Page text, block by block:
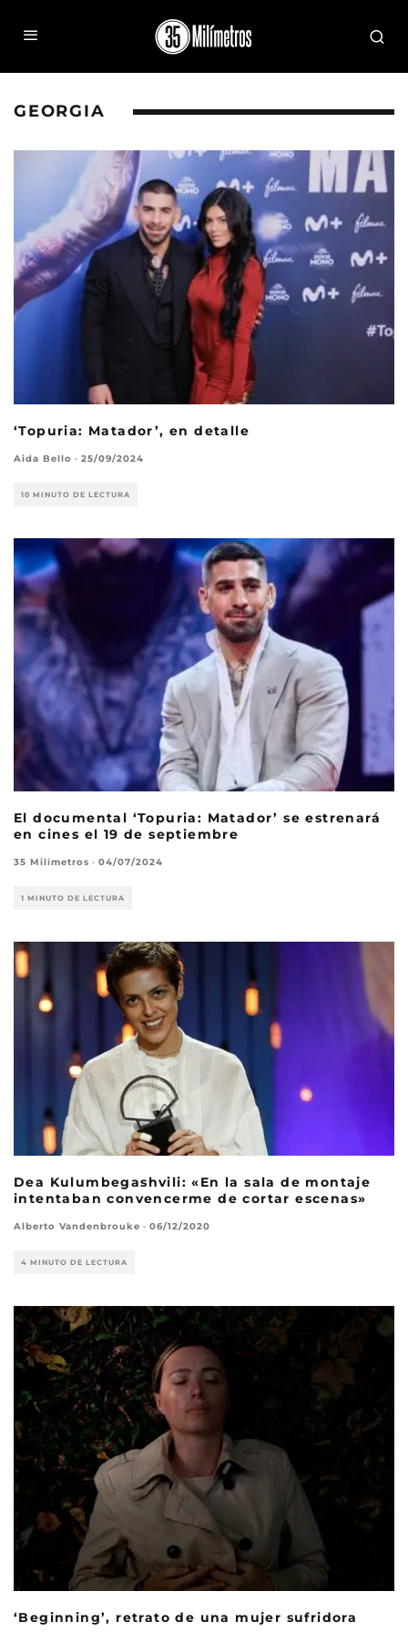
GEORGIA
‘Topuria: Matador’, en detalle
Aida Bello · 25/09/2024
10 MINUTO DE LECTURA
El documental ‘Topuria: Matador’ se estrenará
en cines el 19 de septiembre
35 Milímetros · 04/07/2024
1 MINUTO DE LECTURA
Dea Kulumbegashvili: «En la sala de montaje
intentaban convencerme de cortar escenas»
Alberto Vandenbrouke · 06/12/2020
4 MINUTO DE LECTURA
‘Beginning’, retrato de una mujer sufridora